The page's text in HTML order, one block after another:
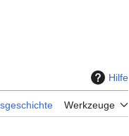
Hilfe
Werkzeuge